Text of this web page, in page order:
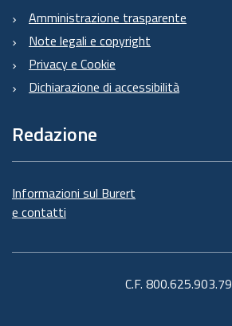
Amministrazione trasparente
Note legali e copyright
Privacy e Cookie
Dichiarazione di accessibilità
Redazione
Informazioni sul Burert
e contatti
C.F. 800.625.903.79